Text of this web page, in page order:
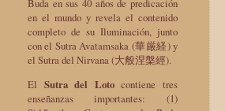
Buda en sus 40 años de predicación
en el mundo y revela el contenido
completo de su Iluminación, junto
con el Sutra Avatamsaka (華厳経) y
el Sutra del Nirvana (大般涅槃經).
El Sutra del Lotocontiene tres
enseñanzas importantes: (1)